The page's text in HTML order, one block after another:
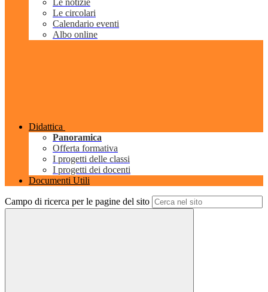
Le notizie
Le circolari
Calendario eventi
Albo online
Didattica
Panoramica
Offerta formativa
I progetti delle classi
I progetti dei docenti
Documenti Utili
Campo di ricerca per le pagine del sito